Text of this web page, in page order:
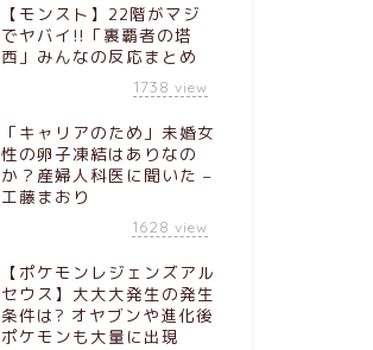
【モンスト】22階がマジ
でヤバイ!!「裏覇者の塔
西」みんなの反応まとめ
1738 view
「キャリアのため」未婚女
性の卵子凍結はありなの
か？産婦人科医に聞いた –
工藤まおり
1628 view
【ポケモンレジェンズアル
セウス】大大大発生の発生
条件は? オヤブンや進化後
ポケモンも大量に出現